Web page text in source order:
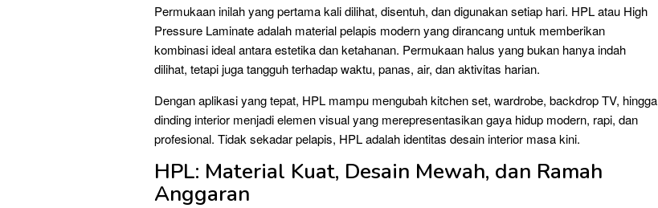
Permukaan inilah yang pertama kali dilihat, disentuh, dan digunakan setiap hari. HPL atau High
Pressure Laminate adalah material pelapis modern yang dirancang untuk memberikan
kombinasi ideal antara estetika dan ketahanan. Permukaan halus yang bukan hanya indah
dilihat, tetapi juga tangguh terhadap waktu, panas, air, dan aktivitas harian.
Dengan aplikasi yang tepat, HPL mampu mengubah kitchen set, wardrobe, backdrop TV, hingga
dinding interior menjadi elemen visual yang merepresentasikan gaya hidup modern, rapi, dan
profesional. Tidak sekadar pelapis, HPL adalah identitas desain interior masa kini.
HPL: Material Kuat, Desain Mewah, dan Ramah
Anggaran